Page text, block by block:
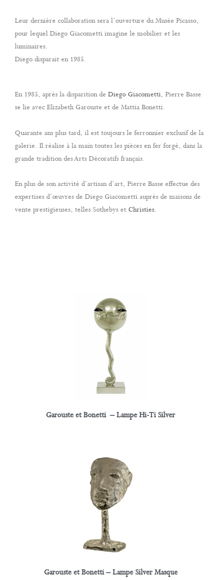
Leur dernière collaboration sera l’ouverture du Musée Picasso,
pour lequel Diego Giacometti imagine le mobilier et les
luminaires.
Diego disparait en 1985.
En 1985, après la disparition de Diego Giacometti, Pierre Basse
se lie avec Elizabeth Garouste et de Mattia Bonetti.
Quarante ans plus tard, il est toujours le ferronnier exclusif de la
galerie. Il réalise à la main toutes les pièces en fer forgé, dans la
grande tradition des Arts Décoratifs français.
En plus de son activité d’artisan d’art, Pierre Basse effectue des
expertises d’œuvres de Diego Giacometti auprès de maisons de
vente prestigieuses, telles Sothebys et Christies.
Garouste et Bonetti – Lampe Hi-Ti Silver
Garouste et Bonetti – Lampe Silver Masque